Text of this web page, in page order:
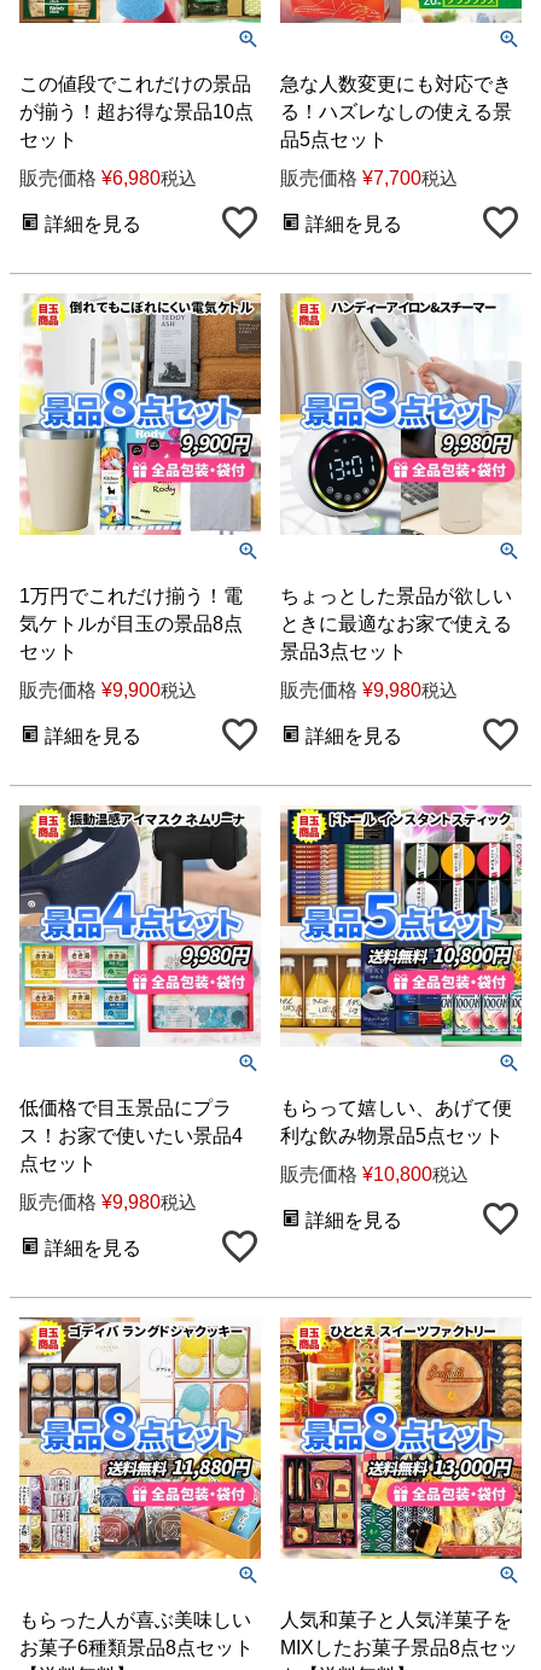
この値段でこれだけの景品
が揃う！超お得な景品10点
セット
販売価格 ¥6,980税込
詳細を見る
急な人数変更にも対応でき
る！ハズレなしの使える景
品5点セット
販売価格 ¥7,700税込
詳細を見る
1万円でこれだけ揃う！電
気ケトルが目玉の景品8点
セット
販売価格 ¥9,900税込
詳細を見る
ちょっとした景品が欲しい
ときに最適なお家で使える
景品3点セット
販売価格 ¥9,980税込
詳細を見る
低価格で目玉景品にプラ
ス！お家で使いたい景品4
点セット
販売価格 ¥9,980税込
詳細を見る
もらって嬉しい、あげて便
利な飲み物景品5点セット
販売価格 ¥10,800税込
詳細を見る
もらった人が喜ぶ美味しい
お菓子6種類景品8点セット
人気和菓子と人気洋菓子を
MIXしたお菓子景品8点セッ